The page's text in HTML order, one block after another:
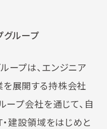
グループ
ープは、エンジニア
展開する持株会社
ープ会社を通じて、自
建設領域をはじめと